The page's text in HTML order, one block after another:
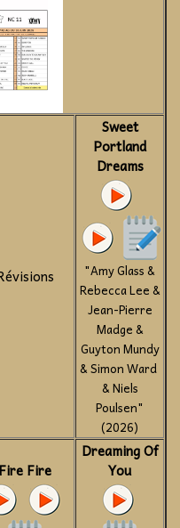
Sweet
Portland
Dreams
"Amy Glass &
Rebecca Lee &
Jean-Pierre
Madge &
Guyton Mundy
& Simon Ward
& Niels
Poulsen"
(2026)
Fire Fire
Dreaming Of
You